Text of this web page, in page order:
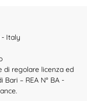
- Italy
di regolare licenza ed
– REA N° BA -